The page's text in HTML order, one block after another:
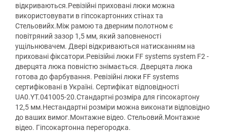
відкриваються.Ревізійні приховані люки можна
використовувати в гіпсокартонних стінах та
Стельовийх.Між рамою та дверним полотном є
повітряний зазор 1,5 мм, який заповненості
ущільнювачем. Двері відкриваються натисканням на
приховані фіксатори.Ревізійні люки FF systems system F2 -
дверцята люка повністю знімається. Дверцята люка
готова до фарбування. Ревізійні люки FF systems
сертифіковані в Україні. Сертифікат відповідності
UA0.YT.041005-20.Стандартні розміра для гіпсокартону
12,5 мм.Нестандартні розміри можна виконати відповідно
до ваших вимог.Монтажне відео. Стельовий.Монтажне
відео. Гіпсокартонна перегородка.